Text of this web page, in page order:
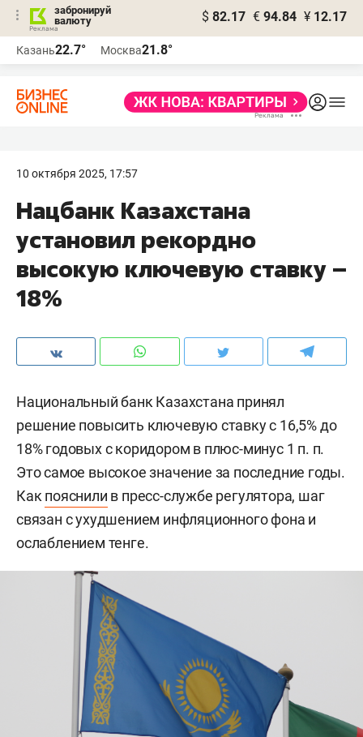
забронируй
валюту
$ 82.17 € 94.84 ¥ 12.17
Казань22.7° Москва21.8°
10 октября 2025, 17:57
Нацбанк Казахстана
установил рекордно
высокую ключевую ставку –
18%
Национальный банк Казахстана принял
решение повысить ключевую ставку с 16,5% до
18% годовых с коридором в плюс-минус 1 п. п.
Это самое высокое значение за последние годы.
Как пояснили в пресс-службе регулятора, шаг
связан с ухудшением инфляционного фона и
ослаблением тенге.